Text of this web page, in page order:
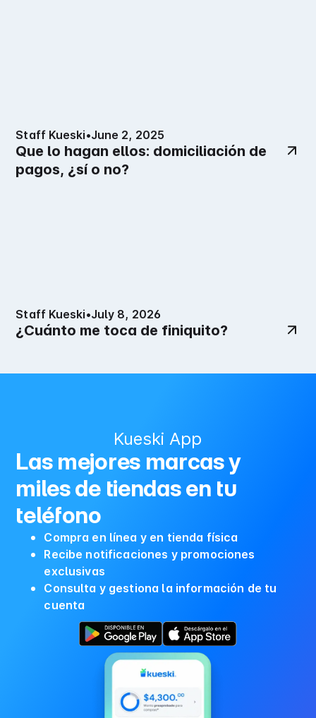
Staff Kueski•June 2, 2025
Que lo hagan ellos: domiciliación de
pagos, ¿sí o no?
Staff Kueski•July 8, 2026
¿Cuánto me toca de finiquito?
Kueski App
Las mejores marcas y
miles de tiendas en tu
teléfono
Compra en línea y en tienda física
Recibe notificaciones y promociones
exclusivas
Consulta y gestiona la información de tu
cuenta